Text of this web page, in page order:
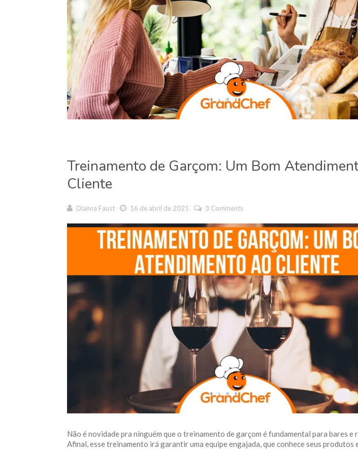
Treinamento de Garçom: Um Bom
Cliente
Dianna Faust 16 de abril de 2021 3 Comments
Não é novidade pra ninguém que o treinamento de garçom é fundamental para bares e
Afinal, esse treinamento irá garantir uma equipe engajada, que conhece seus produtos